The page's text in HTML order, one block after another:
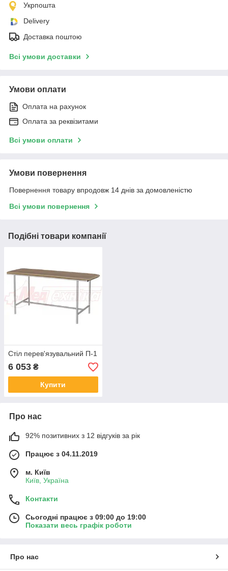
Укрпошта
Delivery
Доставка поштою
Всі умови доставки
Умови оплати
Оплата на рахунок
Оплата за реквізитами
Всі умови оплати
Умови повернення
Повернення товару впродовж 14 днів за домовленістю
Всі умови повернення
Подібні товари компанії
Стіл перев'язувальний П-1
6 053 ₴
Купити
Про нас
92% позитивних з 12 відгуків за рік
Працює з 04.11.2019
м. Київ
Київ, Україна
Контакти
Сьогодні працює з 09:00 до 19:00
Показати весь графік роботи
Про нас